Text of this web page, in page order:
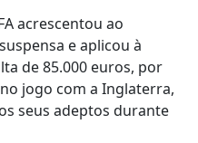
acrescentou ao
e aplicou à
de 85.000 euros, por
jogo com a Inglaterra,
seus adeptos durante